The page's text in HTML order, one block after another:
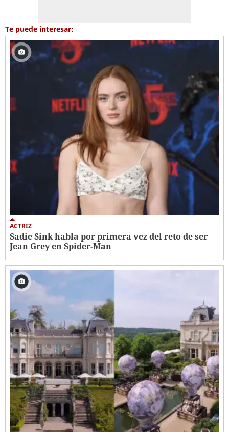
Te puede interesar:
ACTRIZ
Sadie Sink habla por primera vez del reto de ser
Jean Grey en Spider-Man